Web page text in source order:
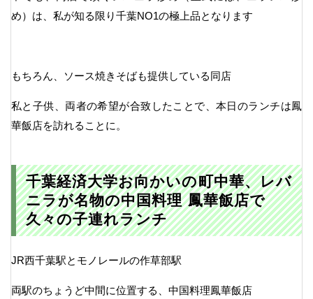
め）は、私が知る限り千葉NO1の極上品となります
もちろん、ソース焼きそばも提供している同店
私と子供、両者の希望が合致したことで、本日のランチは鳳
華飯店を訪れることに。
千葉経済大学お向かいの町中華、レバ
ニラが名物の中国料理 鳳華飯店で
久々の子連れランチ
JR西千葉駅とモノレールの作草部駅
両駅のちょうど中間に位置する、中国料理鳳華飯店